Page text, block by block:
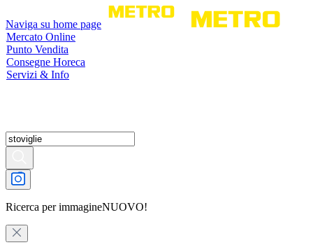
Naviga su home page
Mercato Online
Punto Vendita
Consegne Horeca
Servizi & Info
Ricerca per immagineNUOVO!